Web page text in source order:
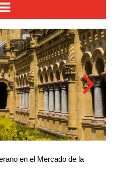
en el Mercado de la